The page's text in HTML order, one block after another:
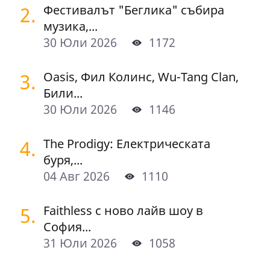
2. Фестивалът "Беглика" събира
музика,...
30 Юли 2026
1172
3. Oasis, Фил Колинс, Wu-Tang Clan,
Били...
30 Юли 2026
1146
4. The Prodigy: Електрическата
буря,...
04 Авг 2026
1110
5. Faithless с ново лайв шоу в
София...
31 Юли 2026
1058